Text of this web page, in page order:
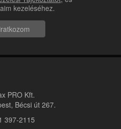
kezeléséhez.
PRO Kft.
Bécsi út 267.
397-2115